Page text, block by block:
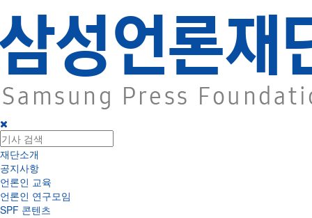
재단소개
공지사항
언론인 교육
언론인 연구모임
SPF 콘텐츠